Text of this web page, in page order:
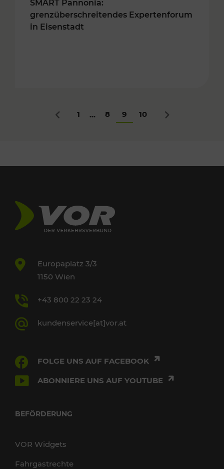
SMART Pannonia:
grenzüberschreitendes Expertenforum
in Eisenstadt
Zurück
1 ... 8 9 10 Nächstes
Europaplatz 3/3
1150 Wien
+43 800 22 23 24
kundenservice[at]vor.at
FOLGE UNS AUF FACEBOOK
ABONNIERE UNS AUF YOUTUBE
BEFÖRDERUNG
VOR Widgets
Fahrgastrechte